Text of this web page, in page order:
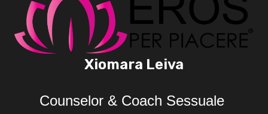
Xiomara Leiva
Counselor & Coach Sessuale